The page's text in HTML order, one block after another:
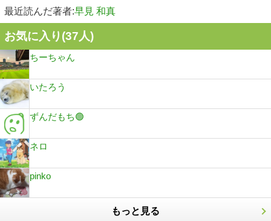
最近読んだ著者:早見 和真
お気に入り(37人)
ちーちゃん
いたろう
ずんだもち🟢
ネロ
pinko
もっと見る